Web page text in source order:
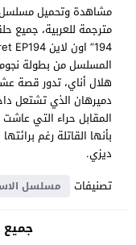
مترجمة للعربية، جميع
المسلسل من بطولة نجوم
هلال أناي، تدور قصة
دميرهان الذي تشتعل
المقابل حراء التي
بأنها القاتلة رغم
ديزي.
تصنيفات
مسلسل